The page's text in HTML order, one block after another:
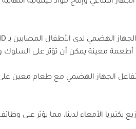
المناعي وإنتاج مواد كيميائيّة
الهضمي لدى الأطفال المصابين بـ
معينة يمكن أن تؤثر على السلوك
تفاعل الجهاز الهضمي مع طعام معين
بكتيريا الأمعاء لدينا، مما يؤثر على